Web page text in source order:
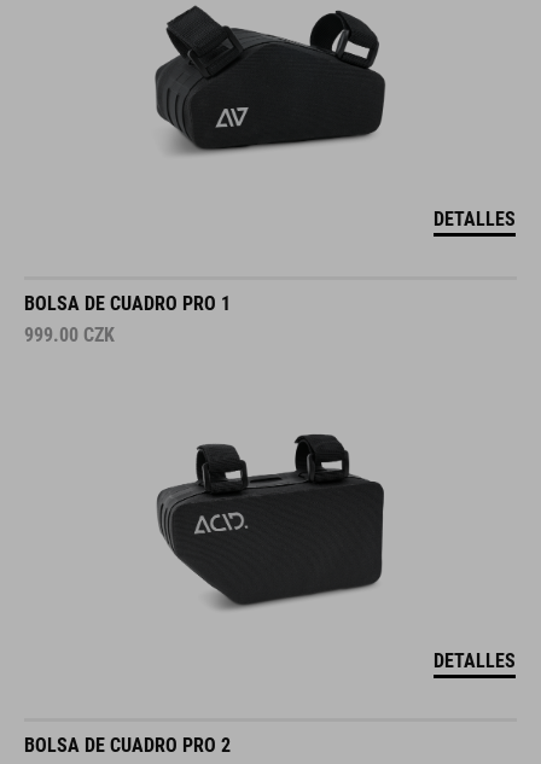
DETALLES
BOLSA DE CUADRO PRO 1
999.00 CZK
DETALLES
BOLSA DE CUADRO PRO 2